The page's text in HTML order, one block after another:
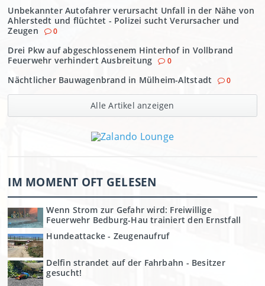
Unbekannter Autofahrer verursacht Unfall in der Nähe von
Ahlerstedt und flüchtet - Polizei sucht Verursacher und
Zeugen
0
Drei Pkw auf abgeschlossenem Hinterhof in Vollbrand
Feuerwehr verhindert Ausbreitung
0
Nächtlicher Bauwagenbrand in Mülheim-Altstadt 0
Alle Artikel anzeigen
IM MOMENT OFT GELESEN
Wenn Strom zur Gefahr wird: Freiwillige
Feuerwehr Bedburg-Hau trainiert den Ernstfall
Hundeattacke - Zeugenaufruf
Delfin strandet auf der Fahrbahn - Besitzer
gesucht!